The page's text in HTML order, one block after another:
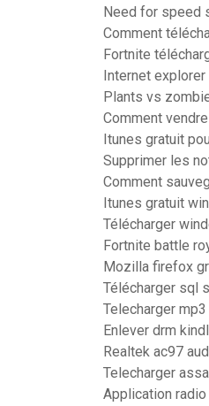
Need for speed
Comment
Fortnite
Internet
Plants vs
Comment
Itunes gratuit
Supprimer les
Comment
Itunes gratuit
Télécharger
Fortnite battle
Mozilla firefox
Télécharger sql
Telecharger
Enlever drm
Realtek ac97
Telecharger
Application